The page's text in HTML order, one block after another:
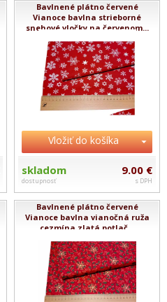
Bavlnené plátno červené
Vianoce bavlna strieborné
snehové vločky na červenom...
Vložiť do košíka
skladom
dostupnosť
9.00 €
s DPH
Bavlnené plátno červené
Vianoce bavlna vianočná ruža
cezmína zlatá potlač...